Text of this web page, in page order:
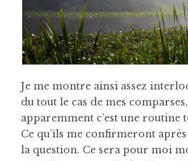
Je me montre ainsi assez
du tout le cas de mes
apparemment c’est une routine
Ce qu’ils me confirmeront
la question. Ce sera pour moi